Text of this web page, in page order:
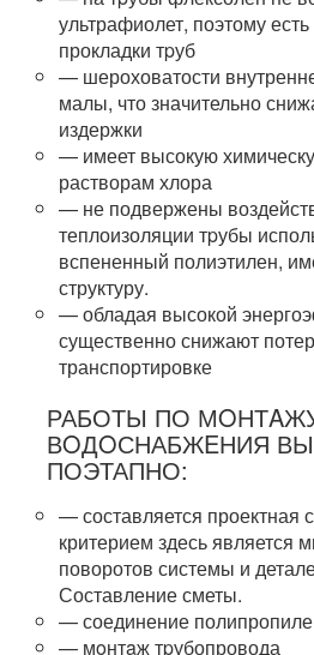
ультрафиолет, поэтому
прокладки тpуб
— шероховатости
малы, что значительно
издержки
— имеет высокую
растворам хлора
— не подвержены
теплоизоляции тpубы
вспененный полиэтилен,
структуру.
— обладая высокой
существенно снижают
транспортировке
РАБОТЫ ПО
ВOДOСНАБЖEНИЯ
ПОЭТАПНО:
— составляется проектная
критерием здесь является
поворотов системы и
Составление сметы.
— соединение
— мoнтaж тpубопровода